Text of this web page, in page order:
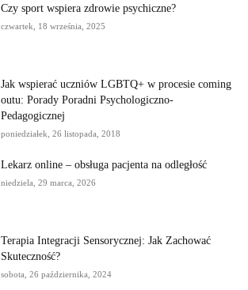
Czy sport wspiera zdrowie psychiczne?
czwartek, 18 września, 2025
Jak wspierać uczniów LGBTQ+ w procesie coming
outu: Porady Poradni Psychologiczno-
Pedagogicznej
poniedziałek, 26 listopada, 2018
Lekarz online – obsługa pacjenta na odległość
niedziela, 29 marca, 2026
Terapia Integracji Sensorycznej: Jak Zachować
Skuteczność?
sobota, 26 października, 2024